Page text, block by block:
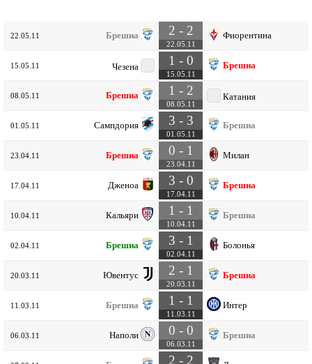
22.05.11 Брешиа 2 - 2
22.05.11
Фиорентина
15.05.11 Чезена 1 - 0
15.05.11
Брешиа
08.05.11 Брешиа 1 - 2
08.05.11
Катания
01.05.11 Сампдория 3 - 3
01.05.11
Брешиа
23.04.11 Брешиа 0 - 1
23.04.11
Милан
17.04.11 Дженоа 3 - 0
17.04.11
Брешиа
10.04.11 Кальяри 1 - 1
10.04.11
Брешиа
02.04.11 Брешиа 3 - 1
02.04.11
Болонья
20.03.11 Ювентус 2 - 1
20.03.11
Брешиа
11.03.11 Брешиа 1 - 1
11.03.11
Интер
06.03.11 Наполи 0 - 0
06.03.11
Брешиа
2 - 2